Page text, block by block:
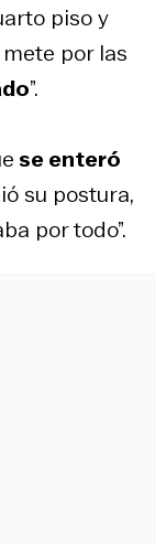
piso y
por las
”.
se enteró
su postura,
por todo”.